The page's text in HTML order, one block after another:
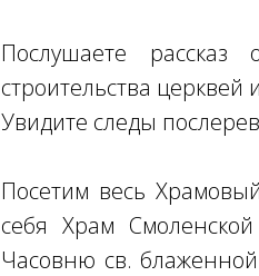
Послушаете рассказ
строительства
Увидите следы
Посетим весь
себя Храм
Часовню св.